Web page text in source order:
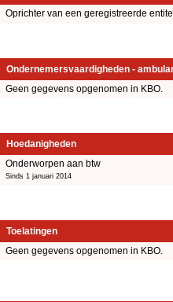
Oprichter van een geregistreerde
Ondernemersvaardigheden -
Geen gegevens opgenomen in KBO.
Hoedanigheden
Onderworpen aan btw
Sinds 1 januari 2014
Toelatingen
Geen gegevens opgenomen in KBO.